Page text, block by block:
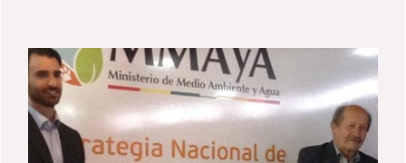
ejecutora.